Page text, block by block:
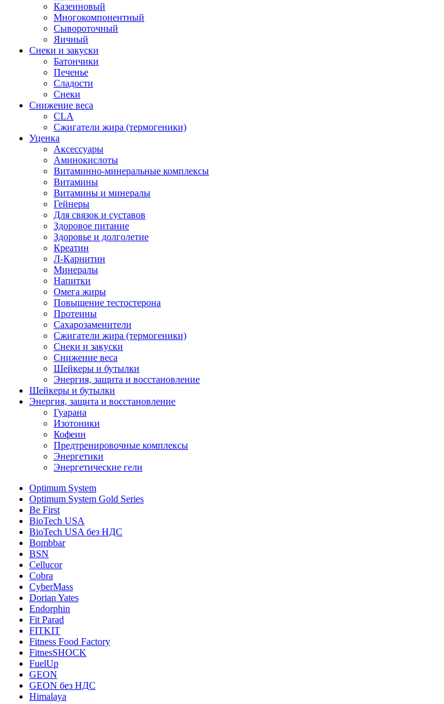
Казеиновый
Многокомпонентный
Сывороточный
Яичный
Снеки и закуски
Батончики
Печенье
Сладости
Снеки
Снижение веса
CLA
Сжигатели жира (термогеники)
Уценка
Аксессуары
Аминокислоты
Витаминно-минеральные комплексы
Витамины
Витамины и минералы
Гейнеры
Для связок и суставов
Здоровое питание
Здоровье и долголетие
Креатин
Л-Карнитин
Минералы
Напитки
Омега жиры
Повышение тестостерона
Протеины
Сахарозаменители
Сжигатели жира (термогеники)
Снеки и закуски
Снижение веса
Шейкеры и бутылки
Энергия, защита и восстановление
Шейкеры и бутылки
Энергия, защита и восстановление
Гуарана
Изотоники
Кофеин
Предтренировочные комплексы
Энергетики
Энергетические гели
Optimum System
Optimum System Gold Series
Be First
BioTech USA
BioTech USA без НДС
Bombbar
BSN
Cellucor
Cobra
CyberMass
Dorian Yates
Endorphin
Fit Parad
FITKIT
Fitness Food Factory
FitnesSHOCK
FuelUp
GEON
GEON без НДС
Himalaya